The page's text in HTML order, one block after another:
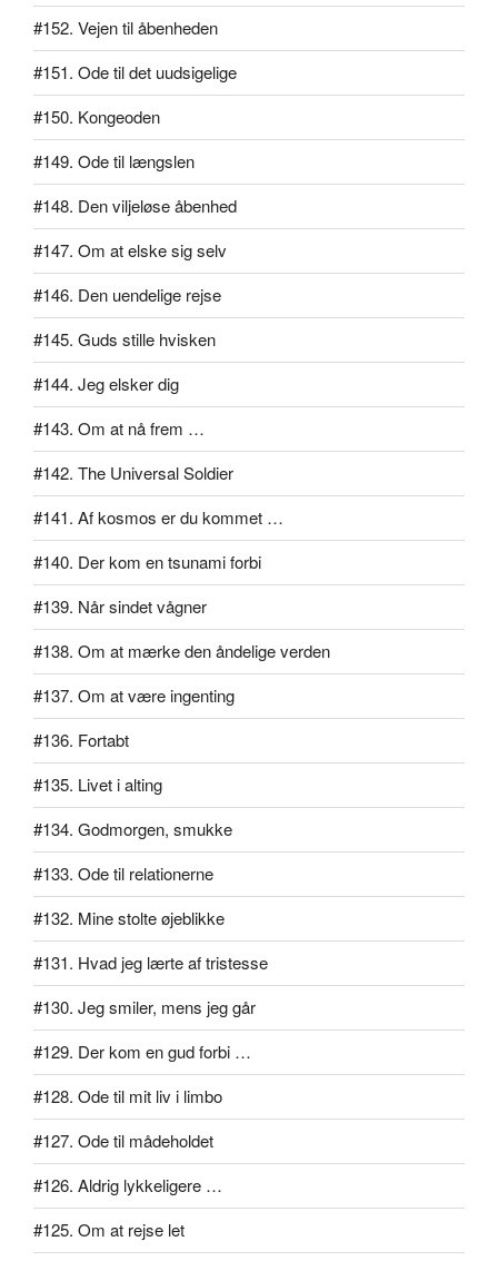
#152. Vejen til åbenheden
#151. Ode til det uudsigelige
#150. Kongeoden
#149. Ode til længslen
#148. Den viljeløse åbenhed
#147. Om at elske sig selv
#146. Den uendelige rejse
#145. Guds stille hvisken
#144. Jeg elsker dig
#143. Om at nå frem …
#142. The Universal Soldier
#141. Af kosmos er du kommet …
#140. Der kom en tsunami forbi
#139. Når sindet vågner
#138. Om at mærke den åndelige verden
#137. Om at være ingenting
#136. Fortabt
#135. Livet i alting
#134. Godmorgen, smukke
#133. Ode til relationerne
#132. Mine stolte øjeblikke
#131. Hvad jeg lærte af tristesse
#130. Jeg smiler, mens jeg går
#129. Der kom en gud forbi …
#128. Ode til mit liv i limbo
#127. Ode til mådeholdet
#126. Aldrig lykkeligere …
#125. Om at rejse let